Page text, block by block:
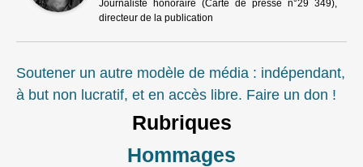
Journaliste honoraire (Carte de presse n°29 349),
directeur de la publication
Soutener un autre modèle de média : indépendant,
à but non lucratif, et en accès libre. Faire un don !
Rubriques
Hommages